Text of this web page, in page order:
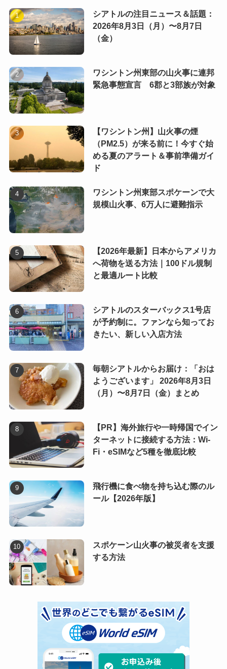
シアトルの注目ニュース＆話題：
2026年8月3日（月）〜8月7日
（金）
ワシントン州東部の山火事に連邦
緊急事態宣言 6郡と3部族が対象
【ワシントン州】山火事の煙
（PM2.5）が来る前に！今すぐ始
める夏のアラート＆事前準備ガイ
ド
ワシントン州東部スポケーンで大
規模山火事、6万人に避難指示
【2026年最新】日本からアメリカ
へ荷物を送る方法｜100ドル規制
と最適ルート比較
シアトルのスターバックス1号店
が予約制に。ファンなら知ってお
きたい、新しい入店方法
毎朝シアトルからお届け：「おは
ようございます」 2026年8月3日
（月）〜8月7日（金）まとめ
【PR】海外旅行や一時帰国でイン
ターネットに接続する方法：Wi-
Fi・eSIMなど5種を徹底比較
飛行機に食べ物を持ち込む際のル
ール【2026年版】
スポケーン山火事の被災者を支援
する方法